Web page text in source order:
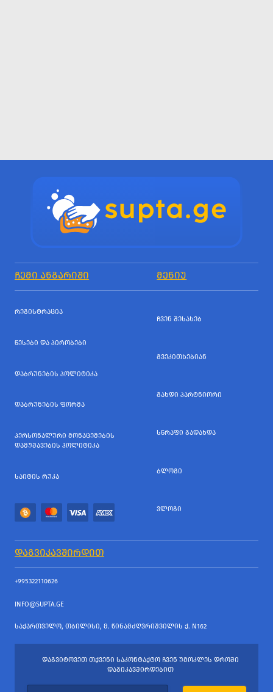
ᲩᲔᲛᲘ ᲐᲜᲒᲐᲠᲘᲨᲘ ᲛᲔᲜᲘᲣ
ᲠᲔᲒᲘᲡᲢᲠᲐᲪᲘᲐ
ᲬᲔᲡᲔᲑᲘ ᲓᲐ ᲞᲘᲠᲝᲑᲔᲑᲘ
ᲓᲐᲑᲠᲣᲜᲔᲑᲘᲡ ᲞᲝᲚᲘᲢᲘᲙᲐ
ᲓᲐᲑᲠᲣᲜᲔᲑᲘᲡ ᲤᲝᲠᲛᲐ
ᲞᲔᲠᲡᲝᲜᲐᲚᲣᲠᲘ ᲛᲝᲜᲐᲪᲔᲛᲔᲑᲘᲡ
ᲓᲐᲛᲣᲨᲐᲕᲔᲑᲘᲡ ᲞᲝᲚᲘᲢᲘᲙᲐ
ᲡᲐᲘᲢᲘᲡ ᲠᲣᲙᲐ
ᲩᲕᲔᲜ ᲨᲔᲡᲐᲮᲔᲑ
ᲒᲕᲔᲙᲘᲗᲮᲔᲑᲘᲐᲜ
ᲒᲐᲮᲓᲘ ᲞᲐᲠᲢᲜᲘᲝᲠᲘ
ᲡᲬᲠᲐᲤᲘ ᲒᲐᲓᲐᲮᲓᲐ
ᲑᲚᲝᲒᲘ
ᲕᲚᲝᲒᲘ
ᲓᲐᲒᲕᲘᲙᲐᲕᲨᲘᲠᲓᲘᲗ
+995322110626
INFO@SUPTA.GE
ᲡᲐᲥᲐᲠᲗᲕᲔᲚᲝ, ᲗᲑᲘᲚᲘᲡᲘ, Მ. ᲬᲘᲜᲐᲛᲫᲦᲕᲠᲘᲨᲕᲘᲚᲘᲡ Ქ. N162
ᲓᲐᲒᲕᲘᲢᲝᲕᲔᲗ ᲗᲥᲕᲔᲜᲘ ᲡᲐᲙᲝᲜᲢᲐᲥᲢᲝ ᲩᲕᲔᲜ ᲣᲛᲝᲙᲚᲔᲡ ᲓᲠᲝᲨᲘ
ᲓᲐᲒᲘᲙᲐᲕᲨᲘᲠᲓᲔᲑᲘᲗ